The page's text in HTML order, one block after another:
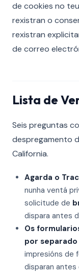
de cookies no
rexistran o
rexistran
de correo
Lista de
Seis preguntas
despregamento
California.
Agarda o
nunha ventá
solicitude de
dispara antes
Os
por
impresións de
disparan